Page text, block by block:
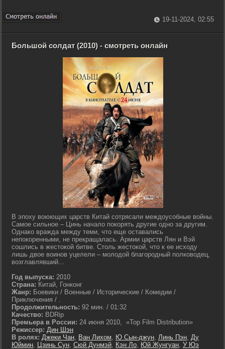
19-11-2024, 02:55
Большой солдат (2010) - смотреть онлайн
В эпоху воюющих царств Китай сотрясали междоусобные войны.
Самое сильное – Цинь начало покорять другие одно за другим.
Однако вражда между теми, что еще оставались
непокоренными, не прекращалась. Армии царств Лян и Вэй
сошлись в жестокой битве. Столь жестокой, что к ее исходу
лишь двое воинов уцелели – молодой благородный полководец,
возглавлявший...
Год выпуска: 2010
Страна: Китай, Гонконг
Жанр: Боевики / Военные / Исторические / Комедии /
Приключения / .
Продолжительность: 92 мин. / 01:32
Качество: BDRip
Премьера в России: 24 июня 2010, «Top Film Distribution»
Режиссер: Дин Шэн
В ролях: Джеки Чан, Ван Лихом, Ю Сын-джун, Линь Пэн, Ду
Юймин, Цзинь Сун, Сюй Дунмэй, Кэн Ло, Юй Жунгуан, У Юэ